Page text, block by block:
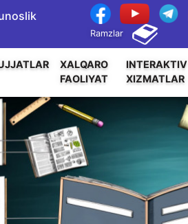
Ramzlar
XALQARO
FAOLIYAT
INTERAKTIV
XIZMATLAR